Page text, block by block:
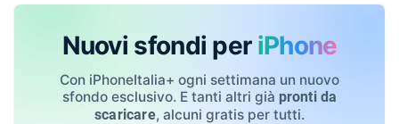
Nuovi sfondi per iPhone
Con iPhoneItalia+ ogni settimana un nuovo
sfondo esclusivo. E tanti altri già pronti da
scaricare, alcuni gratis per tutti.